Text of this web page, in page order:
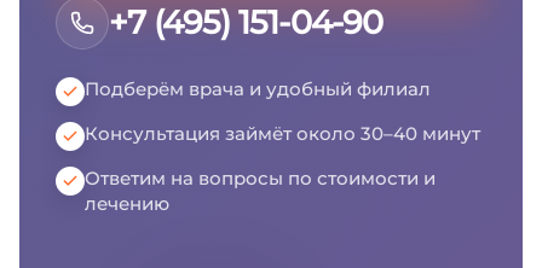
+7 (495) 151-04-90
Подберём врача и удобный филиал
Консультация займёт около 30–40 минут
Ответим на вопросы по стоимости и
лечению